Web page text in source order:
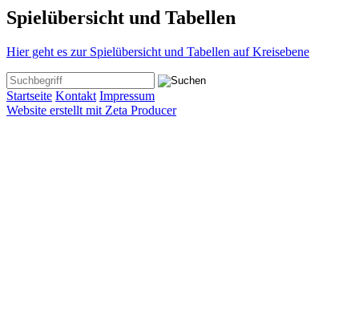
Spielübersicht und Tabellen
​Hier geht es zur Spielübersicht und Tabellen auf Kreisebene
Startseite Kontakt Impressum
Website erstellt mit Zeta Producer